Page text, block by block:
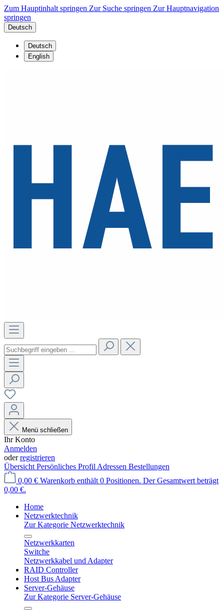
Zum Hauptinhalt springen Zur Suche springen Zur Hauptnavigation
springen
Deutsch
Deutsch
English
Menü schließen
Ihr Konto
Anmelden
oderregistrieren
Übersicht Persönliches Profil Adressen Bestellungen
0,00 € Warenkorb enthält 0 Positionen. Der Gesamtwert beträgt
0,00 €.
Home
Netzwerktechnik
Zur Kategorie Netzwerktechnik
Netzwerkkarten
Switche
Netzwerkkabel und Adapter
RAID Controller
Host Bus Adapter
Server-Gehäuse
Zur Kategorie Server-Gehäuse